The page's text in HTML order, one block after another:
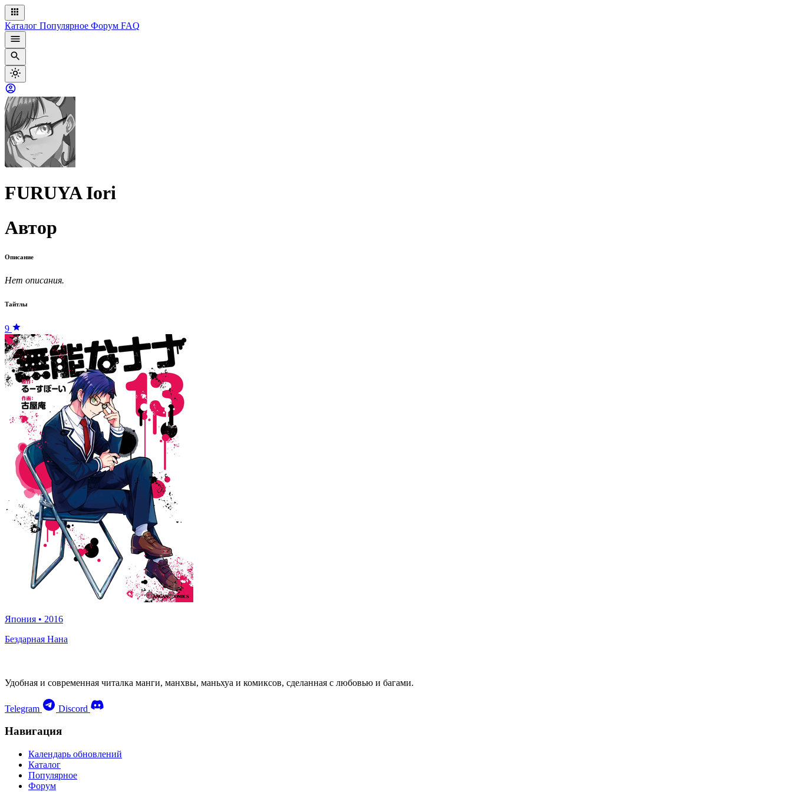
Каталог Популярное Форум FAQ
FURUYA Iori
Автор
Описание
Нет описания.
Тайтлы
9
Япония • 2016
Бездарная Нана
Удобная и современная читалка манги, манхвы, маньхуа и комиксов, сделанная с любовью и багами.
Telegram Discord
Навигация
Календарь обновлений
Каталог
Популярное
Форум